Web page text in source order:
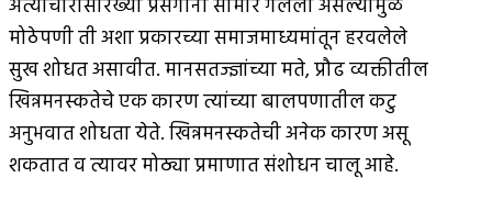
अत्याचारासारख्या प्रसंगांना सामोरे गेलेली असल्यामुळे
मोठेपणी ती अशा प्रकारच्या समाजमाध्यमांतून हरवलेले
सुख शोधत असावीत. मानसतज्ज्ञांच्या मते, प्रौढ व्यक्तीतील
खिन्नमनस्कतेचे एक कारण त्यांच्या बालपणातील कटु
अनुभवात शोधता येते. खिन्नमनस्कतेची अनेक कारण असू
शकतात व त्यावर मोठ्या प्रमाणात संशोधन चालू आहे.